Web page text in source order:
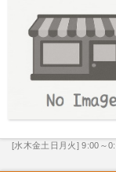
[水木金土日月火] 9:00～